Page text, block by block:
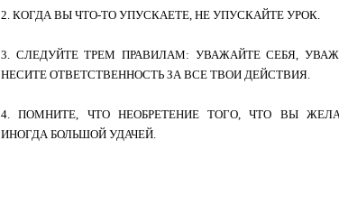
2. КОГДА ВЫ ЧТО-ТО УПУСКАЕТЕ, НЕ УПУСКАЙТЕ УРОК.
3. СЛЕДУЙТЕ ТРЕМ ПРАВИЛАМ: УВАЖАЙТЕ СЕБЯ,
НЕСИТЕ ОТВЕТСТВЕННОСТЬ ЗА ВСЕ ТВОИ ДЕЙСТВИЯ.
4. ПОМНИТЕ, ЧТО НЕОБРЕТЕНИЕ ТОГО, ЧТО ВЫ
ИНОГДА БОЛЬШОЙ УДАЧЕЙ.